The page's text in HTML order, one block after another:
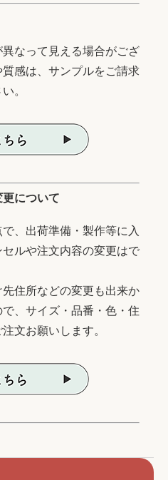
なって見える場合がござ
感は、サンプルをご請求
。
について
、出荷準備・製作等に入
ルや注文内容の変更はで
住所などの変更も出来か
、サイズ・品番・色・住
文お願いします。